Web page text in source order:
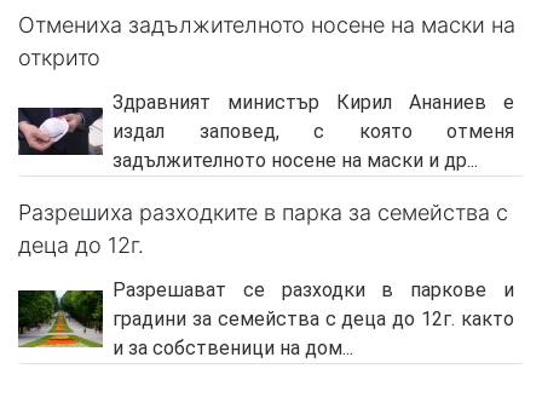
Отмениха задължителното носене на маски на
открито
Здравният министър Кирил Ананиев е
издал заповед, с която отменя
задължителното носене на маски и др...
Разрешиха разходките в парка за семейства с
деца до 12г.
Разрешават се разходки в паркове и
градини за семейства с деца до 12г. както
и за собственици на дом...